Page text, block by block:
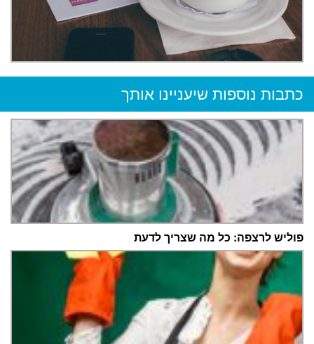
כתבות נוספות שיעניינו אותך
פוליש לרצפה: כל מה שצריך לדעת